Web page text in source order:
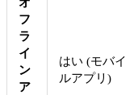
フ
ラ
イ
ン
ア
はい (モバイ
ルアプリ)